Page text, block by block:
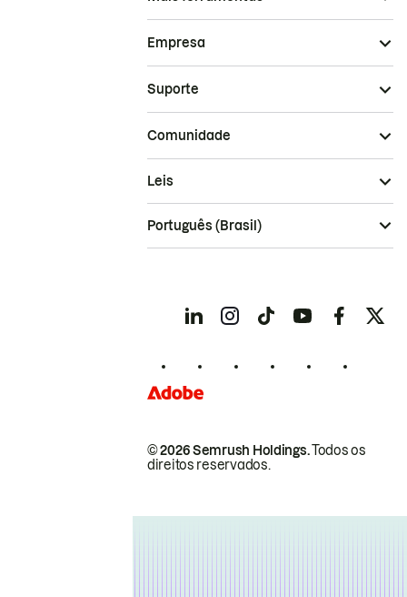
Empresa
Suporte
Comunidade
© 2026 Semrush Holdings.Todos os
direitos reservados.
Leis
Português (Brasil)